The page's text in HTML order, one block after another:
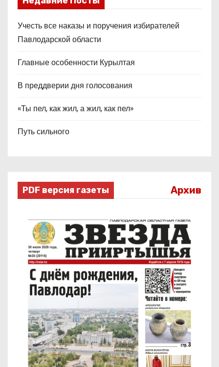
Учесть все наказы и поручения избирателей
Павлодарской области
Главные особенности Курылтая
В преддверии дня голосования
«Ты пел, как жил, а жил, как пел»
Путь сильного
PDF версия газеты Архив